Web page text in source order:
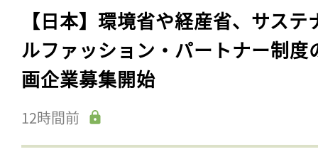
【日本】環境省や経産省、サステ
ルファッション・パートナー制度
画企業募集開始
12時間前